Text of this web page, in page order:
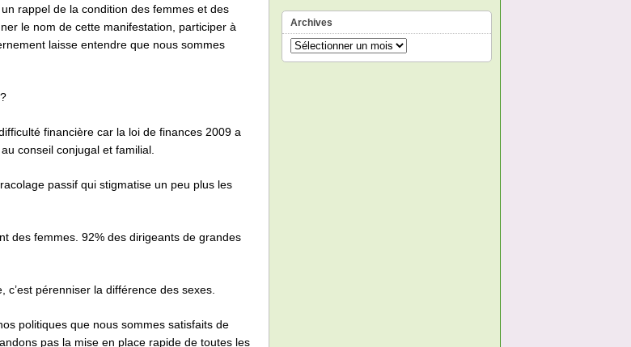
rappel de la condition des femmes et des
le nom de cette manifestation, participer à
laisse entendre que nous sommes
financière car la loi de finances 2009 a
conseil conjugal et familial.
passif qui stigmatise un peu plus les
des femmes. 92% des dirigeants de grandes
pérenniser la différence des sexes.
politiques que nous sommes satisfaits de
pas la mise en place rapide de toutes les
Archives
Archives